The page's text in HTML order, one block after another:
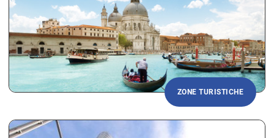
ZONE TURISTICHE